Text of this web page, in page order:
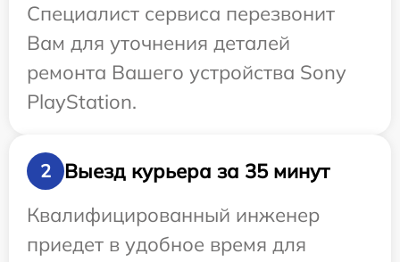
Специалист сервиса перезвонит
Вам для уточнения деталей
ремонта Вашего устройства Sony
PlayStation.
2
Выезд курьера за 35 минут
Квалифицированный инженер
приедет в удобное время для